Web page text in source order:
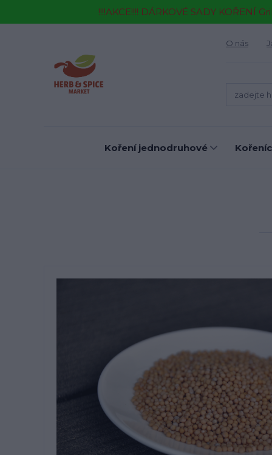
!!!!AKCE!!!! DÁRKOVÉ SADY KOŘENÍ
O nás
Koření jednodruhové